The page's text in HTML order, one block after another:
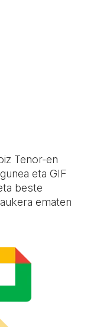
Tenor-en
eta GIF
beste
ematen